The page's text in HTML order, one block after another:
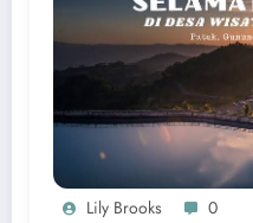
Lily Brooks 0